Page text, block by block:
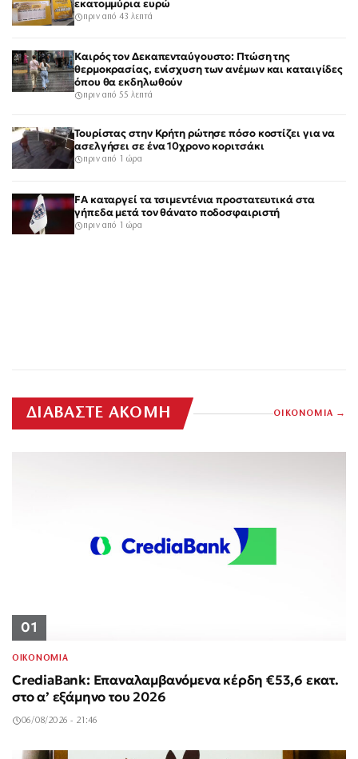
εκατομμύρια ευρώ
πριν από 43 λεπτά
Καιρός τον Δεκαπενταύγουστο: Πτώση της
θερμοκρασίας, ενίσχυση των ανέμων και καταιγίδες
όπου θα εκδηλωθούν
πριν από 55 λεπτά
Τουρίστας στην Κρήτη ρώτησε πόσο κοστίζει για να
ασελγήσει σε ένα 10χρονο κοριτσάκι
πριν από 1 ώρα
FA καταργεί τα τσιμεντένια προστατευτικά στα
γήπεδα μετά τον θάνατο ποδοσφαιριστή
πριν από 1 ώρα
ΔΙΑΒΑΣΤΕ ΑΚΟΜΗ ΟΙΚΟΝΟΜΙΑ
01
ΟΙΚΟΝΟΜΙΑ
CrediaBank: Επαναλαμβανόμενα κέρδη €53,6 εκατ.
στο α’ εξάμηνο του 2026
06/08/2026 - 21:46